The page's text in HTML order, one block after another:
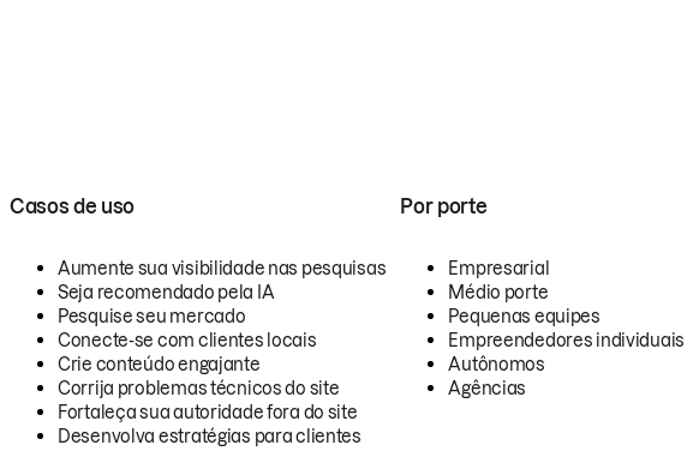
Casos de uso
Aumente sua visibilidade nas pesquisas
Seja recomendado pela IA
Pesquise seu mercado
Conecte-se com clientes locais
Crie conteúdo engajante
Corrija problemas técnicos do site
Fortaleça sua autoridade fora do site
Desenvolva estratégias para clientes
Por porte
Empresarial
Médio porte
Pequenas equipes
Empreendedores individuais
Autônomos
Agências